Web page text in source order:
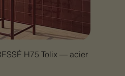
H75 Tolix — acier